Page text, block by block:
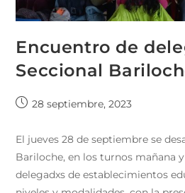
Encuentro de
Seccional
28 septiembre, 2023
El jueves 28 de septiembre se
Bariloche, en los turnos mañana
delegadxs de establecimientos